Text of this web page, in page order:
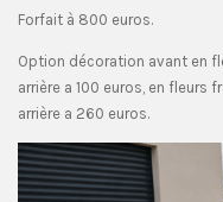
Forfait à 800 euros.
Option décoration avant en
arrière a 100 euros, en fleurs
arrière a 260 euros.